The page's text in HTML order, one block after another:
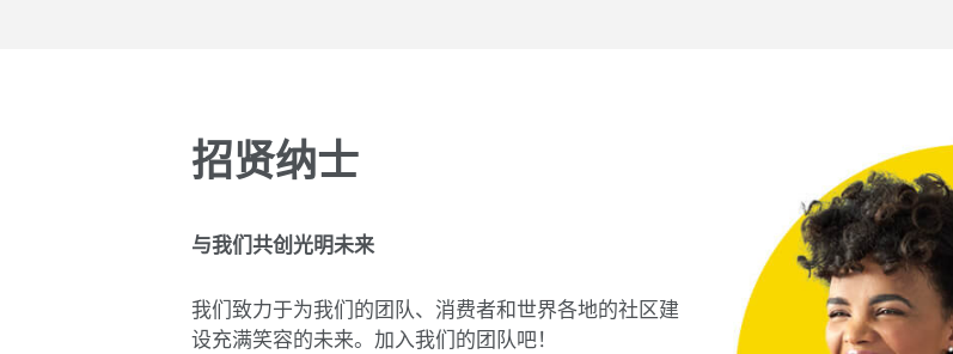
招贤纳士
与我们共创光明未来
我们致力于为我们的团队、消费者和世界各地的社区建
设充满笑容的未来。加入我们的团队吧！